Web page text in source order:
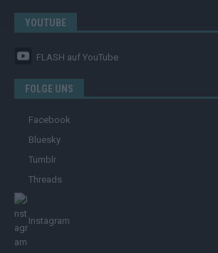
YOUTUBE
FLASH auf YouTube
FOLGE UNS
Facebook
Bluesky
Tumblr
Threads
Instagram